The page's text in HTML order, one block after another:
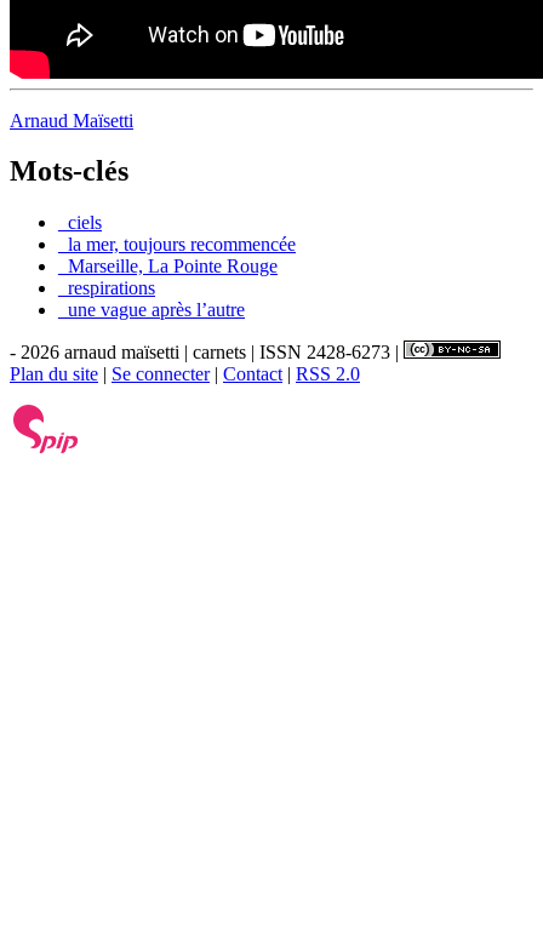
Arnaud Maïsetti
Mots-clés
_ciels
_la mer, toujours recommencée
_Marseille, La Pointe Rouge
_respirations
_une vague après l’autre
- 2026 arnaud maïsetti | carnets | ISSN 2428-6273 |
Plan du site | Se connecter| Contact | RSS 2.0